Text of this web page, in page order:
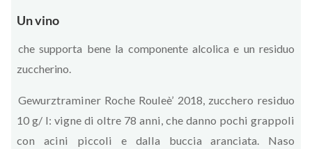
Un vino
che supporta bene la componente alcolica e un residuo
zuccherino.
Gewurztraminer Roche Rouleè’ 2018, zucchero residuo
10 g/ l: vigne di oltre 78 anni, che danno pochi grappoli
con acini piccoli e dalla buccia aranciata. Naso